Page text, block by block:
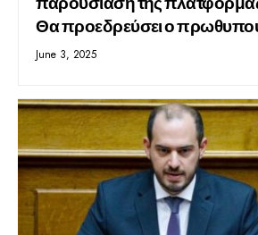
Θα προεδρεύσει ο
June 3, 2025